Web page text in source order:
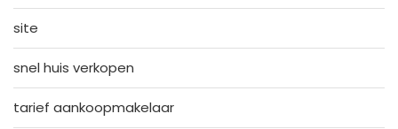
site
snel huis verkopen
tarief aankoopmakelaar